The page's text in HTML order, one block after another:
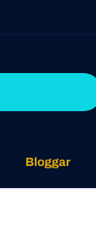
Bloggar